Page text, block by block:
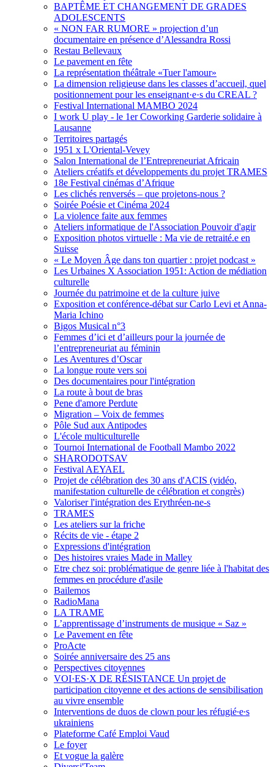
BAPTÊME ET CHANGEMENT DE GRADES
ADOLESCENTS
« NON FAR RUMORE » projection d’un
documentaire en présence d’Alessandra Rossi
Restau Bellevaux
Le pavement en fête
La représentation théâtrale «Tuer l'amour»
La dimension religieuse dans les classes d’accueil, quel
positionnement pour les enseignant·e·s du CREAL ?
Festival International MAMBO 2024
I work U play - le 1er Coworking Garderie solidaire à
Lausanne
Territoires partagés
1951 x L'Oriental-Vevey
Salon International de l’Entrepreneuriat Africain
Ateliers créatifs et développements du projet TRAMES
18e Festival cinémas d’Afrique
Les clichés renversés – que projetons-nous ?
Soirée Poésie et Cinéma 2024
La violence faite aux femmes
Ateliers informatique de l'Association Pouvoir d'agir
Exposition photos virtuelle : Ma vie de retraité.e en
Suisse
« Le Moyen Âge dans ton quartier : projet podcast »
Les Urbaines X Association 1951: Action de médiation
culturelle
Journée du patrimoine et de la culture juive
Exposition et conférence-débat sur Carlo Levi et Anna-
Maria Ichino
Bigos Musical n°3
Femmes d’ici et d’ailleurs pour la journée de
l’entrepreneuriat au féminin
Les Aventures d’Oscar
La longue route vers soi
Des documentaires pour l'intégration
La route à bout de bras
Pene d'amore Perdute
Migration – Voix de femmes
Pôle Sud aux Antipodes
L'école multiculturelle
Tournoi International de Football Mambo 2022
SHARODOTSAV
Festival AEYAEL
Projet de célébration des 30 ans d'ACIS (vidéo,
manifestation culturelle de célébration et congrès)
Valoriser l'intégration des Erythréen-ne-s
TRAMES
Les ateliers sur la friche
Récits de vie - étape 2
Expressions d'intégration
Des histoires vraies Made in Malley
Etre chez soi: problématique de genre liée à l'habitat des
femmes en procédure d'asile
Bailemos
RadioMana
LA TRAME
L’apprentissage d’instruments de musique « Saz »
Le Pavement en fête
ProActe
Soirée anniversaire des 25 ans
Perspectives citoyennes
VOI·ES·X DE RÉSISTANCE Un projet de
participation citoyenne et des actions de sensibilisation
au vivre ensemble
Interventions de duos de clown pour les réfugié∙e∙s
ukrainiens
Plateforme Café Emploi Vaud
Le foyer
Et vogue la galère